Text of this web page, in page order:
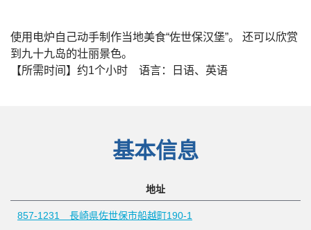
使用电炉自己动手制作当地美食“佐世保汉堡”。 还可以欣赏
到九十九岛的壮丽景色。
【所需时间】约1个小时 语言：日语、英语
基本信息
地址
857-1231 長崎県佐世保市船越町190-1